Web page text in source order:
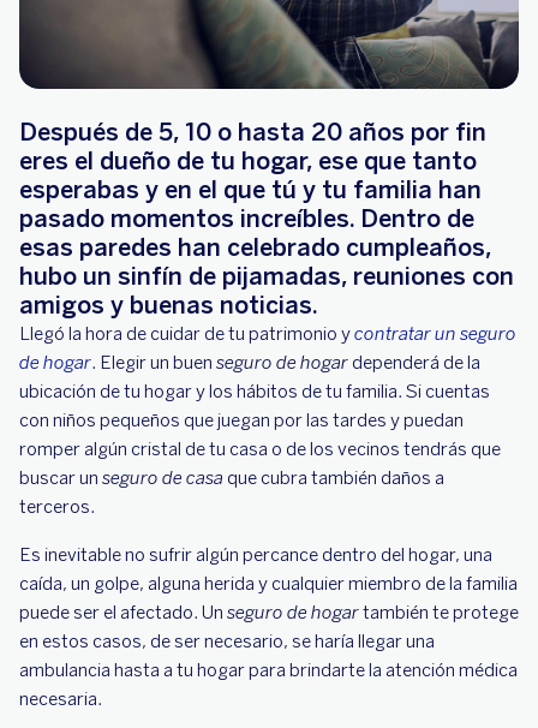
Después de 5, 10 o hasta 20 años por fin
eres el dueño de tu hogar, ese que tanto
esperabas y en el que tú y tu familia han
pasado momentos increíbles. Dentro de
esas paredes han celebrado cumpleaños,
hubo un sinfín de pijamadas, reuniones con
amigos y buenas noticias.
Llegó la hora de cuidar de tu patrimonio ycontratar un seguro
de hogar. Elegir un buen seguro de hogar dependerá de la
ubicación de tu hogar y los hábitos de tu familia. Si cuentas
con niños pequeños que juegan por las tardes y puedan
romper algún cristal de tu casa o de los vecinos tendrás que
buscar un seguro de casa que cubra también daños a
terceros.
Es inevitable no sufrir algún percance dentro del hogar, una
caída, un golpe, alguna herida y cualquier miembro de la familia
puede ser el afectado. Un seguro de hogartambién te protege
en estos casos, de ser necesario, se haría llegar una
ambulancia hasta a tu hogar para brindarte la atención médica
necesaria.